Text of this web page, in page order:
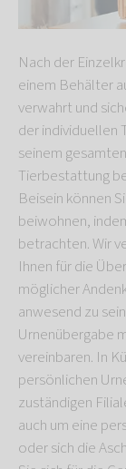
Nach der
einem Behälter
verwahrt und
der individuellen
seinem
Tierbestattung
Beisein können
beiwohnen,
betrachten. Wir
Ihnen für die
möglicher
anwesend zu
Urnenübergabe
vereinbaren. In
persönlichen
zuständigen
auch um eine
oder sich die